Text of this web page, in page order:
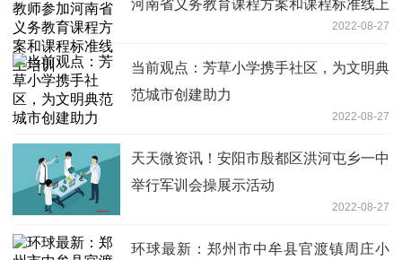
河南省义务教育课程方案和课程标准线上
2022-08-27
当前观点：芳草小学携手社区，为文明典
范城市创建助力
2022-08-27
天天微资讯！安阳市殷都区洪河屯乡一中
举行军训会操展示活动
2022-08-27
环球最新：郑州市中牟县官渡镇周庄小